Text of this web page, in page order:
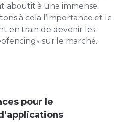
aboutit à une immense
à cela l’importance et le
en train de devenir les
sur le marché.
pour le